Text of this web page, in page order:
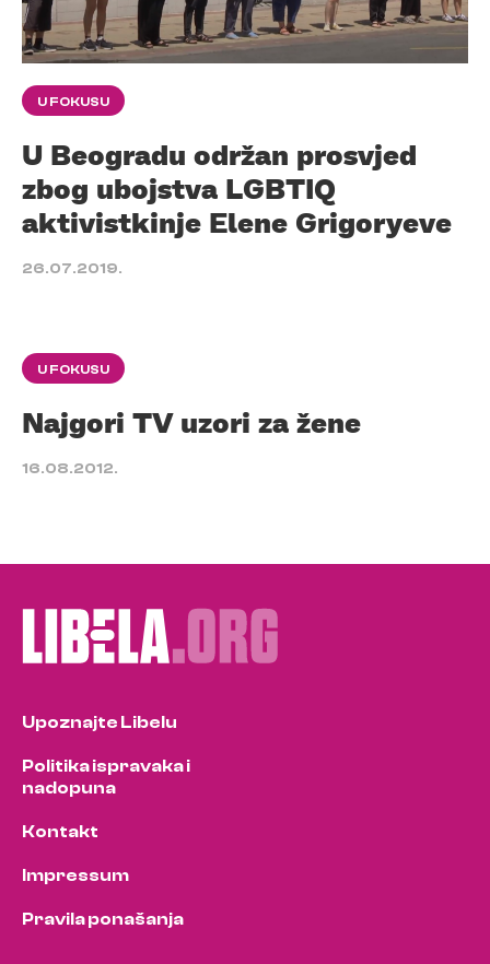
U FOKUSU
U Beogradu održan prosvjed
zbog ubojstva LGBTIQ
aktivistkinje Elene Grigoryeve
26.07.2019.
U FOKUSU
Najgori TV uzori za žene
16.08.2012.
Upoznajte Libelu
Politika ispravaka i
nadopuna
Kontakt
Impressum
Pravila ponašanja